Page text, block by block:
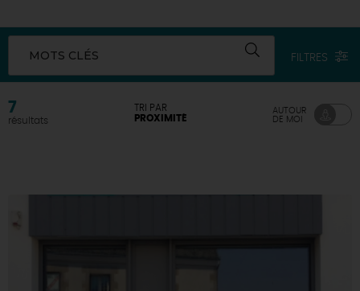
MOTS CLÉS FILTRES
7
résultats
TRI PAR
PROXIMITÉ
AUTOUR
DE MOI